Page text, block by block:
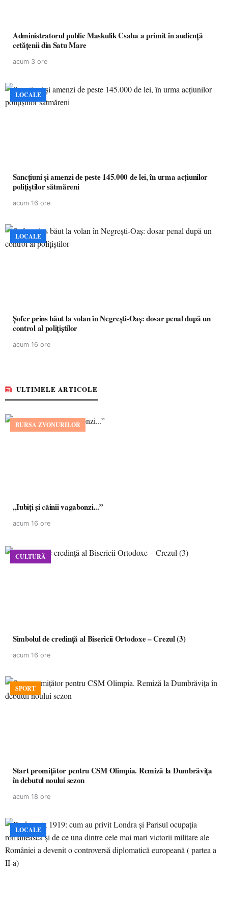
Administratorul public Maskulik Csaba a primit în audiență
cetățenii din Satu Mare
acum 3 ore
LOCALE
Sancțiuni și amenzi de peste 145.000 de lei, în urma acțiunilor
polițiștilor sătmăreni
acum 16 ore
LOCALE
Șofer prins băut la volan în Negrești-Oaș: dosar penal după un
control al polițiștilor
acum 16 ore
ULTIMELE ARTICOLE
BURSA ZVONURILOR
,,Iubiți și câinii vagabonzi...”
acum 16 ore
CULTURĂ
Simbolul de credinţă al Bisericii Ortodoxe – Crezul (3)
acum 16 ore
SPORT
Start promițător pentru CSM Olimpia. Remiză la Dumbrăvița
în debutul noului sezon
acum 18 ore
LOCALE